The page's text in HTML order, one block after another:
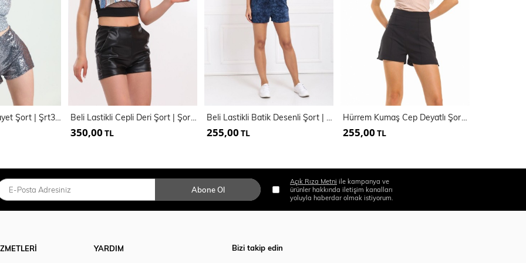
.Gizli Fermuarlı Payet Şort | Şrt32227 Beli Lastikli Cepli Deri Şort | Şort34012
350,00 TL
Beli Lastikli Batik Desenli Şort | ŞRT33367
255,00 TL
Hürrem Kumaş Cep Deyatlı Şort | Şrt33538
255,00 TL
Abone Ol
Açık Rıza Metni ile kampanya ve
ürünler hakkında iletişim kanalları
yoluyla haberdar olmak istiyorum.
YARDIM
Bizi takip edin